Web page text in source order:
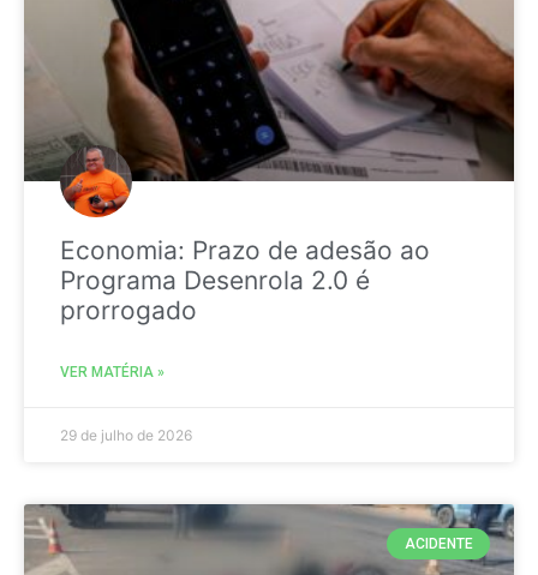
Economia: Prazo de adesão ao
Programa Desenrola 2.0 é
prorrogado
VER MATÉRIA »
29 de julho de 2026
ACIDENTE